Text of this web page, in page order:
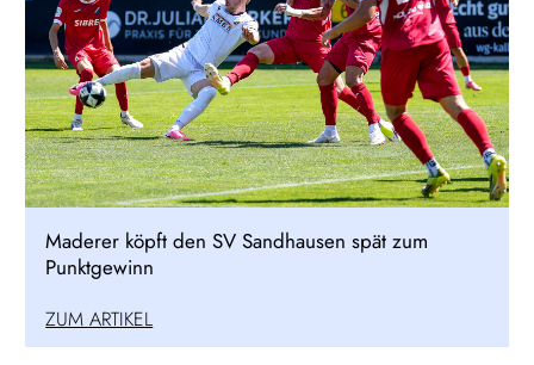
Maderer köpft den SV Sandhausen spät zum
Punktgewinn
ZUM ARTIKEL